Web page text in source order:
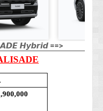
𝙃𝙮𝙗𝙧𝙞𝙙 ==>